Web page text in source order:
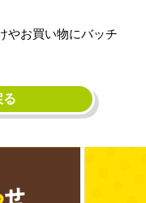
やお買い物にバッチ
る